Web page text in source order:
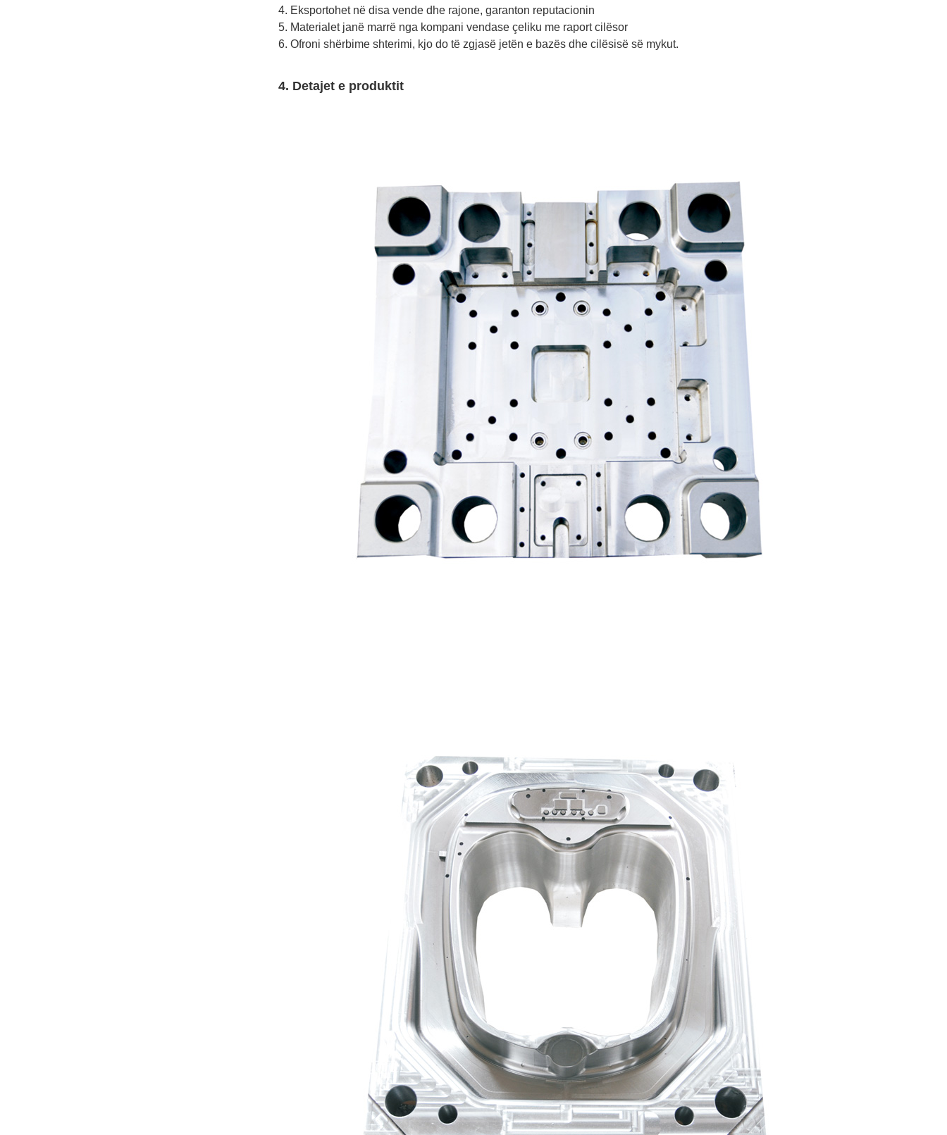
4. Eksportohet në disa vende dhe rajone, garanton reputacionin
5. Materialet janë marrë nga kompani vendase çeliku me raport cilësor
6. Ofroni shërbime shterimi, kjo do të zgjasë jetën e bazës dhe cilësisë së mykut.
4. Detajet e produktit